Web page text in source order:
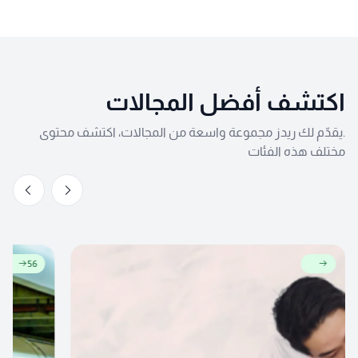
اكتشف أفضل المجالات
.يقدّم لك ريدز مجموعة واسعة من المجالات، اكتشف محتوى
مختلف هذه الفئات